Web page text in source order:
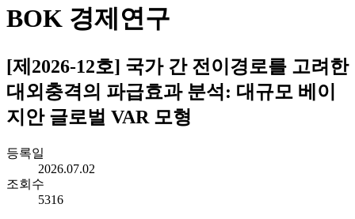
BOK 경제연구
[제2026-12호] 국가 간 전이경로를 고려한
대외충격의 파급효과 분석: 대규모 베이
지안 글로벌 VAR 모형
등록일
2026.07.02
조회수
5316